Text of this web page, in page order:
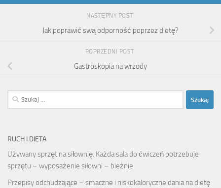
NASTĘPNY POST
Jak poprawić swą odporność poprzez dietę?
POPRZEDNI POST
Gastroskopia na wrzody
Szukaj:
RUCH I DIETA
Używany sprzęt na siłownię. Każda sala do ćwiczeń potrzebuje
sprzętu – wyposażenie siłowni – bieżnie
Przepisy odchudzające – smaczne i niskokaloryczne dania na dietę